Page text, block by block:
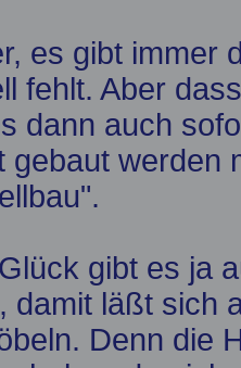
es gibt immer
fehlt. Aber
dann auch
gebaut werden
gibt es ja
damit läßt sich
Denn die